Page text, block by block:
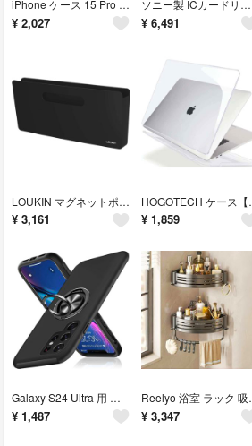
iPhone ケース 15 Pro Max 手帳型 ショルダー アイフォン 15
¥ 2,027
ソニー製 ICカードリーダー/ライター 非接触 PaSoRi RC-S300 e
¥ 6,491
LOUKIN マグネットポケット、縦型ファイルホルダー、ホワイトボード、冷蔵庫、
¥ 3,161 ¥ 1,859
Galaxy S24 Ultra 用 ケース 保護カバー リング付き 耐衝撃 衝
¥ 1,487
Reelyo 浴室
¥ 3,347